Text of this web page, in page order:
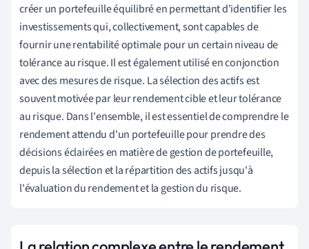
créer un portefeuille équilibré en permettant d'identifier les
investissements qui, collectivement, sont capables de
fournir une rentabilité optimale pour un certain niveau de
tolérance au risque. Il est également utilisé en conjonction
avec des mesures de risque. La sélection des actifs est
souvent motivée par leur rendement cible et leur tolérance
au risque. Dans l'ensemble, il est essentiel de comprendre le
rendement attendu d'un portefeuille pour prendre des
décisions éclairées en matière de gestion de portefeuille,
depuis la sélection et la répartition des actifs jusqu'à
l'évaluation du rendement et la gestion du risque.